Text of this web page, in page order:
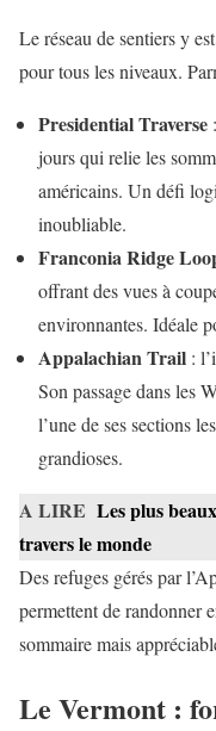
Le réseau de sentiers y
pour tous les niveaux.
Presidential Traverse
jours qui relie les
américains. Un défi
inoubliable.
Franconia Ridge
offrant des vues à
environnantes. Idéale
Appalachian Trail :
Son passage dans les
l’une de ses sections
grandioses.
A LIRE Les plus
travers le monde
Des refuges gérés par
permettent de randonner
sommaire mais
Le Vermont :